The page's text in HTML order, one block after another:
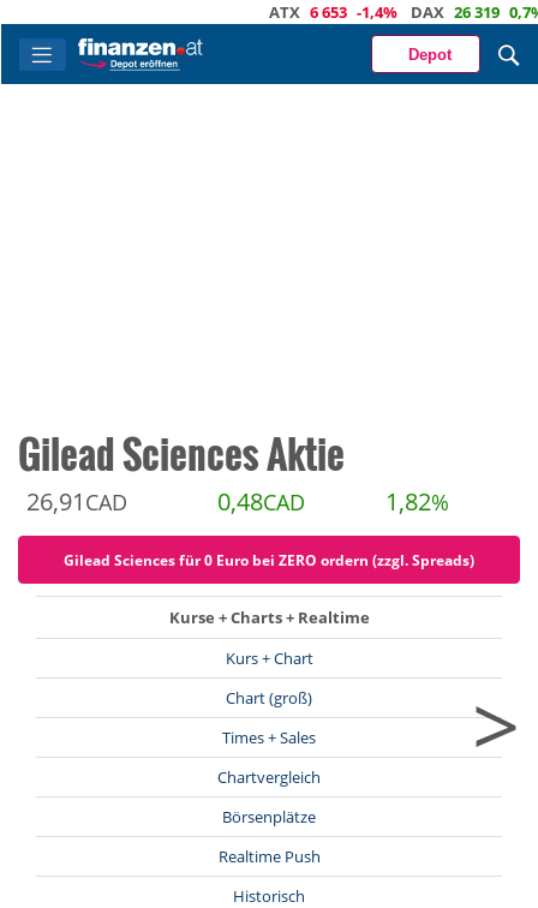
6 653 -1,4% DAX 26 319 0,7%
Depot
Gilead Sciences Aktie
26,91 CAD 0,48CAD 1,82%
Gilead Sciences für 0 Euro bei ZERO ordern (zzgl. Spreads)
Kurse + Charts + Realtime
Kurs + Chart
Chart (groß)
Times + Sales
Chartvergleich
Börsenplätze
Realtime Push
Historisch
>